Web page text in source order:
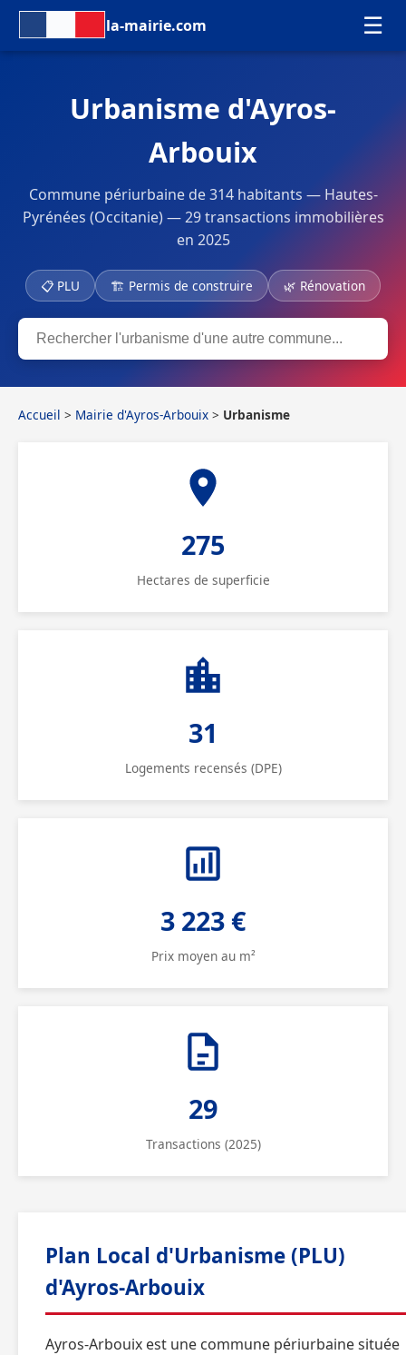
la-mairie.com ☰
Urbanisme d'Ayros-
Arbouix
Commune périurbaine de 314 habitants — Hautes-
Pyrénées (Occitanie) — 29 transactions immobilières
en 2025
📋 PLU 🏗 Permis de construire 🌿 Rénovation
Accueil > Mairie d'Ayros-Arbouix > Urbanisme
275
Hectares de superficie
31
Logements recensés (DPE)
3 223 €
Prix moyen au m²
29
Transactions (2025)
Plan Local d'Urbanisme (PLU)
d'Ayros-Arbouix
Ayros-Arbouix est une commune périurbaine située